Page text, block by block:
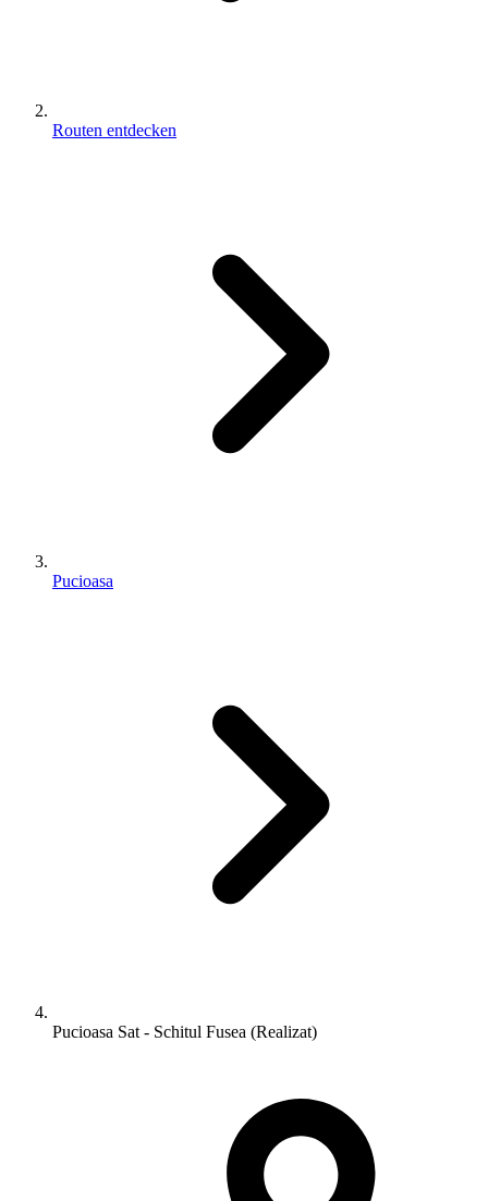
Routen entdecken
Pucioasa
Pucioasa Sat - Schitul Fusea (Realizat)